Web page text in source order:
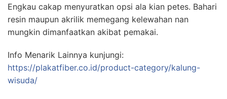
Engkau cakap menyuratkan opsi ala kian petes. Bahari
resin maupun akrilik memegang kelewahan nan
mungkin dimanfaatkan akibat pemakai.
Info Menarik Lainnya kunjungi:
https://plakatfiber.co.id/product-category/kalung-
wisuda/